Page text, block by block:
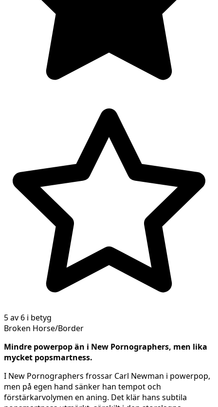
5 av 6 i betyg
Broken Horse/Border
Mindre powerpop än i New Pornographers, men lika
mycket popsmartness.
I New Pornographers frossar Carl Newman i powerpop,
men på egen hand sänker han tempot och
förstärkarvolymen en aning. Det klär hans subtila